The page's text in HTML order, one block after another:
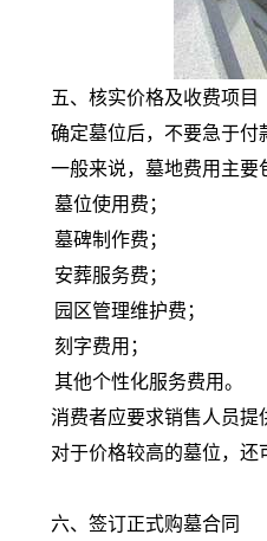
五、核实价格及收费项目
确定墓位后，不要急于付
一般来说，墓地费用主要
墓位使用费；
墓碑制作费；
安葬服务费；
园区管理维护费；
刻字费用；
其他个性化服务费用。
消费者应要求销售人员提
对于价格较高的墓位，还
六、签订正式购墓合同